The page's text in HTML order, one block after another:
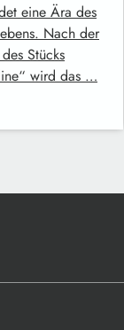
eine Ära des
Nach der
Stücks
wird das …